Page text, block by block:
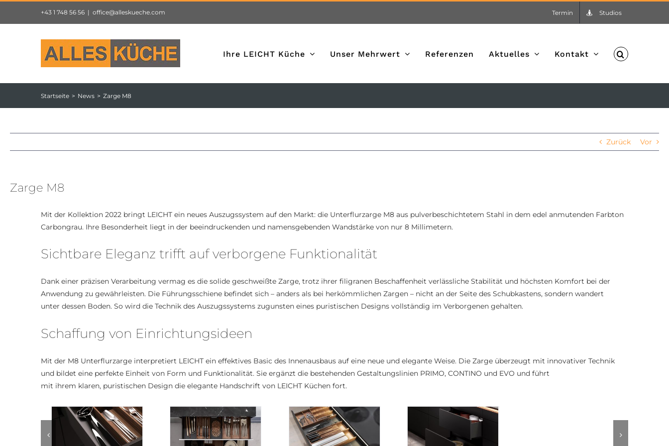
+43 1 748 56 56 | office@alleskueche.com Termin Studios
Ihre LEICHT Küche Unser Mehrwert Referenzen Aktuelles Kontakt
Startseite News Zarge M8
Zurück Vor
Zarge M8
Mit der Kollektion 2022 bringt LEICHT ein neues Auszugssystem auf den Markt: die Unterflurzarge M8 aus pulverbeschichtetem Stahl in dem edel anmutenden Farbton
Carbongrau. Ihre Besonderheit liegt in der beeindruckenden und namensgebenden Wandstärke von nur 8 Millimetern.
Sichtbare Eleganz trifft auf verborgene Funktionalität
Dank einer präzisen Verarbeitung vermag es die solide geschweißte Zarge, trotz ihrer filigranen Beschaffenheit verlässliche Stabilität und höchsten Komfort bei der
Anwendung zu gewährleisten. Die Führungsschiene befindet sich – anders als bei herkömmlichen Zargen – nicht an der Seite des Schubkastens, sondern wandert
unter dessen Boden. So wird die Technik des Auszugssystems zugunsten eines puristischen Designs vollständig im Verborgenen gehalten.
Schaffung von Einrichtungsideen
Mit der M8 Unterflurzarge interpretiert LEICHT ein effektives Basic des Innenausbaus auf eine neue und elegante Weise. Die Zarge überzeugt mit innovativer Technik
und bildet eine perfekte Einheit von Form und Funktionalität. Sie ergänzt die bestehenden Gestaltungslinien PRIMO, CONTINO und EVO und führt
mit ihrem klaren, puristischen Design die elegante Handschrift von LEICHT Küchen fort.